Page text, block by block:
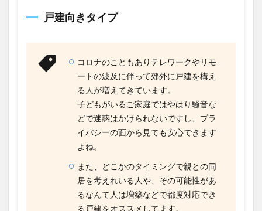
戸建向きタイプ
コロナのこともありテレワークやリモ
ートの波及に伴って郊外に戸建を構え
る人が増えてきています。
子どもがいるご家庭ではやはり騒音な
どで迷惑はかけられないですし、プラ
イバシーの面から見ても安心できます
よね。
また、どこかのタイミングで親との同
居を考えれいる人や、その可能性があ
るなんて人は増築などで都度対応でき
る戸建をオススメしてます。